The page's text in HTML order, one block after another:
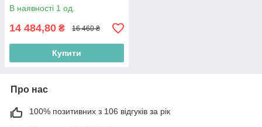
В наявності 1 од.
14 484,80 ₴ 16 460 ₴
Купити
Про нас
100% позитивних з 106 відгуків за рік